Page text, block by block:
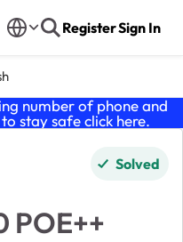
RegisterSign In
number of phone and
stay safe click here.
Solved
POE++